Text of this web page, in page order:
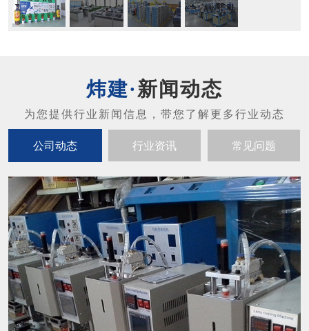
新闻动态
公司动态 行业资讯 常见问题